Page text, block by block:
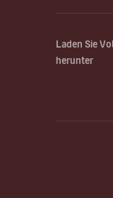
Laden Sie
herunter